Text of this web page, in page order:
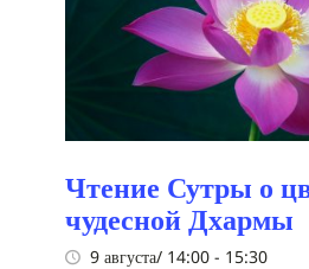
Чтение Сутры о
чудесной Дхармы
9 августа/ 14:00 - 15:30